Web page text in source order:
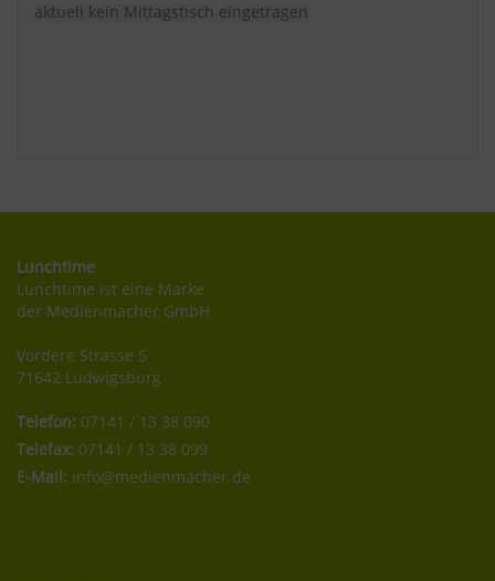
aktuell kein Mittagstisch eingetragen
Lunchtime
Lunchtime ist eine Marke
der Medienmacher GmbH
Vordere Strasse 5
71642 Ludwigsburg
Telefon: 07141 / 13 38 090
Telefax: 07141 / 13 38 099
E-Mail: info@medienmacher.de